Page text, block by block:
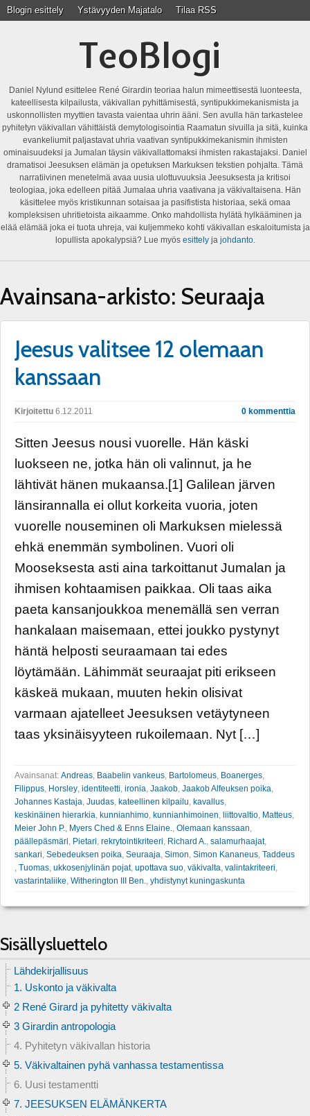
Blogin esittely Ystävyyden Majatalo Tilaa RSS
TeoBlogi
Daniel Nylund esittelee René Girardin teoriaa halun mimeettisestä luonteesta,
kateellisesta kilpailusta, väkivallan pyhittämisestä, syntipukkimekanismista ja
uskonnollisten myyttien tavasta vaientaa uhrin ääni. Sen avulla hän tarkastelee
pyhitetyn väkivallan vähittäistä demytologisointia Raamatun sivuilla ja sitä, kuinka
evankeliumit paljastavat uhria vaativan syntipukkimekanismin ihmisten
ominaisuudeksi ja Jumalan täysin väkivallattomaksi ihmisten rakastajaksi. Daniel
dramatisoi Jeesuksen elämän ja opetuksen Markuksen tekstien pohjalta. Tämä
narratiivinen menetelmä avaa uusia ulottuvuuksia Jeesuksesta ja kritisoi
teologiaa, joka edelleen pitää Jumalaa uhria vaativana ja väkivaltaisena. Hän
käsittelee myös kristikunnan sotaisaa ja pasifistista historiaa, sekä omaa
kompleksisen uhritietoista aikaamme. Onko mahdollista hylätä hylkääminen ja
elää elämää joka ei tuota uhreja, vai kuljemmeko kohti väkivallan eskaloitumista ja
lopullista apokalypsiä? Lue myös esittelyja johdanto.
Avainsana-arkisto: Seuraaja
Jeesus valitsee 12 olemaan
kanssaan
Kirjoitettu 6.12.2011 0 kommenttia
Sitten Jeesus nousi vuorelle. Hän käski
luokseen ne, jotka hän oli valinnut, ja he
lähtivät hänen mukaansa.[1] Galilean järven
länsirannalla ei ollut korkeita vuoria, joten
vuorelle nouseminen oli Markuksen mielessä
ehkä enemmän symbolinen. Vuori oli
Mooseksesta asti aina tarkoittanut Jumalan ja
ihmisen kohtaamisen paikkaa. Oli taas aika
paeta kansanjoukkoa menemällä sen verran
hankalaan maisemaan, ettei joukko pystynyt
häntä helposti seuraamaan tai edes
löytämään. Lähimmät seuraajat piti erikseen
käskeä mukaan, muuten hekin olisivat
varmaan ajatelleet Jeesuksen vetäytyneen
taas yksinäisyyteen rukoilemaan. Nyt […]
Avainsanat: Andreas Baabelin vankeus Bartolomeus Boanerges
Filippus Horsley identiteetti ironia Jaakob Jaakob Alfeuksen poika
Johannes Kastaja Juudas kateellinen kilpailu kavallus
keskinäinen hierarkia kunnianhimo kunnianhimoinen liittovaltio Matteus
Meier John P. Myers Ched & Enns Elaine. Olemaan kanssaan
päällepäsmäri Pietari rekrytointikriteeri Richard A. salamurhaajat,
sankari Sebedeuksen poika Seuraaja Simon Simon Kananeus Taddeus
Tuomas ukkosenjylinän pojat, upottava suo väkivalta valintakriteeri
vastarintaliike Witherington III Ben. yhdistynyt kuningaskunta
Sisällysluettelo
Lähdekirjallisuus
1. Uskonto ja väkivalta
2 René Girard ja pyhitetty väkivalta
3 Girardin antropologia
4. Pyhitetyn väkivallan historia
5. Väkivaltainen pyhä vanhassa testamentissa
6. Uusi testamentti
7. JEESUKSEN ELÄMÄNKERTA